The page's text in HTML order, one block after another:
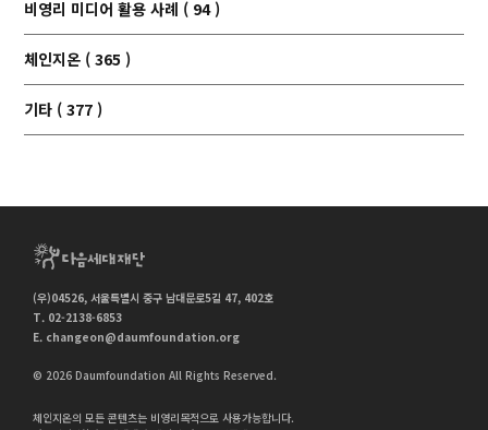
비영리 미디어 활용 사례 ( 94 )
체인지온 ( 365 )
기타 ( 377 )
(우)04526, 서울특별시 중구 남대문로5길 47, 402호
T. 02-2138-6853
E. changeon@daumfoundation.org
© 2026 Daumfoundation All Rights Reserved.
체인지온의 모든 콘텐츠는 비영리목적으로 사용가능합니다.